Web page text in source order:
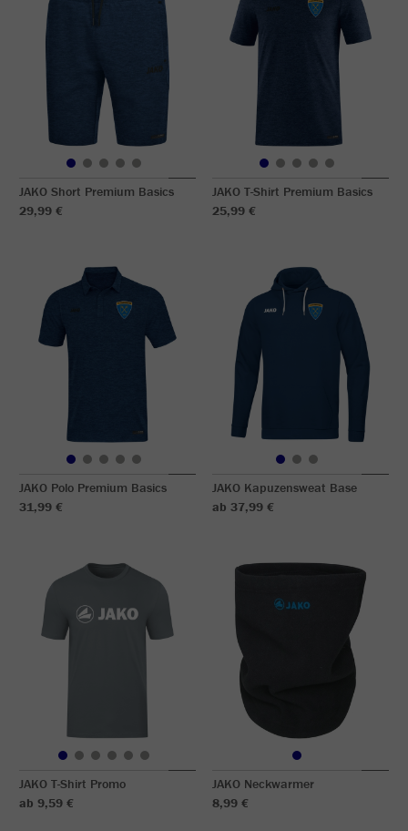
JAKO Short Premium Basics
29,99 €
JAKO T-Shirt Premium Basics
25,99 €
JAKO Polo Premium Basics
31,99 €
JAKO Kapuzensweat Base
ab 37,99 €
JAKO T-Shirt Promo
ab 9,59 €
JAKO Neckwarmer
8,99 €